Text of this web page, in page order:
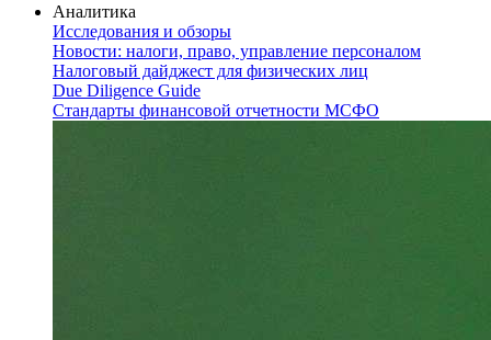
Аналитика
Исследования и обзоры
Новости: налоги, право, управление персоналом
Налоговый дайджест для физических лиц
Due Diligence Guide
Стандарты финансовой отчетности МСФО